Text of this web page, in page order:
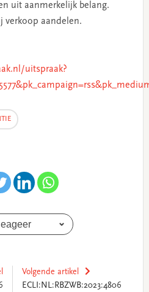
uit aanmerkelijk belang.
verkoop aandelen.
uitspraak?
Volgende artikel
ECLI:NL:RBZWB:2023:4806